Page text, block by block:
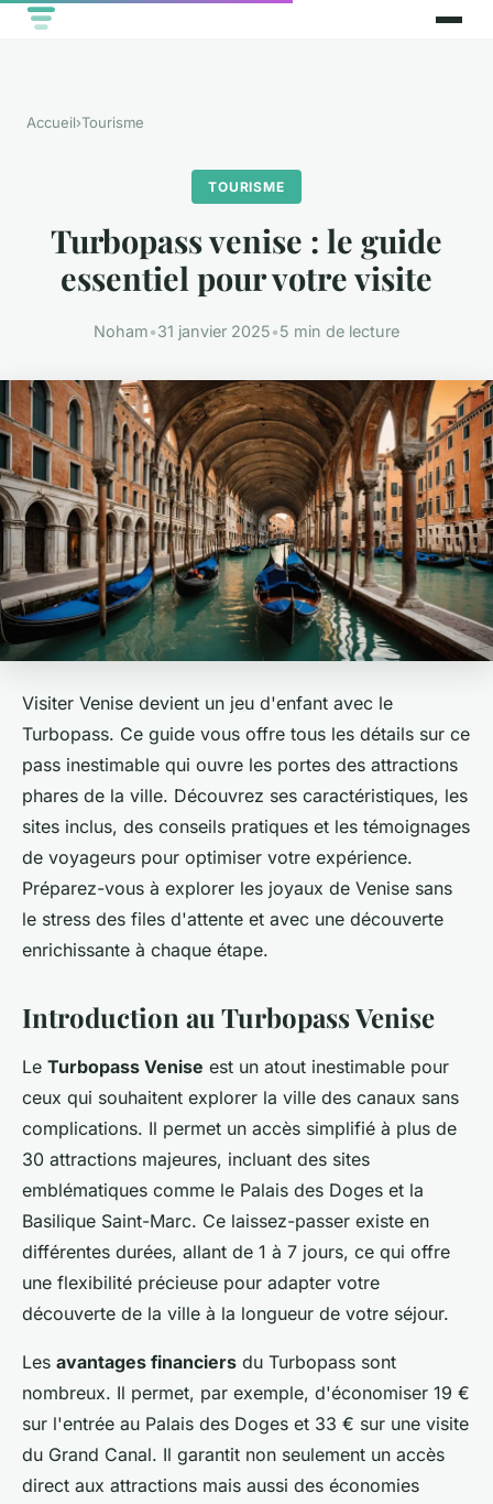
Accueil›Tourisme
TOURISME
Turbopass venise : le guide
essentiel pour votre visite
Noham•31 janvier 2025•5 min de lecture
Visiter Venise devient un jeu d'enfant avec le
Turbopass. Ce guide vous offre tous les détails sur ce
pass inestimable qui ouvre les portes des attractions
phares de la ville. Découvrez ses caractéristiques, les
sites inclus, des conseils pratiques et les témoignages
de voyageurs pour optimiser votre expérience.
Préparez-vous à explorer les joyaux de Venise sans
le stress des files d'attente et avec une découverte
enrichissante à chaque étape.
Introduction au Turbopass Venise
Le Turbopass Venise est un atout inestimable pour
ceux qui souhaitent explorer la ville des canaux sans
complications. Il permet un accès simplifié à plus de
30 attractions majeures, incluant des sites
emblématiques comme le Palais des Doges et la
Basilique Saint-Marc. Ce laissez-passer existe en
différentes durées, allant de 1 à 7 jours, ce qui offre
une flexibilité précieuse pour adapter votre
découverte de la ville à la longueur de votre séjour.
Les avantages financiers du Turbopass sont
nombreux. Il permet, par exemple, d'économiser 19 €
sur l'entrée au Palais des Doges et 33 € sur une visite
du Grand Canal. Il garantit non seulement un accès
direct aux attractions mais aussi des économies